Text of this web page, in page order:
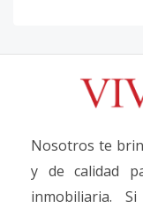
Nosotros te
y de calidad
inmobiliaria.